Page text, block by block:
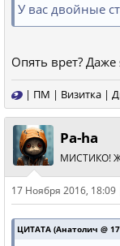
У вас двойные
Опять врет? Даже
| ПМ | Визитка |
Pa-ha
МИСТИКО!
17 Ноября 2016, 18:09
ЦИТАТА (Анатолич @